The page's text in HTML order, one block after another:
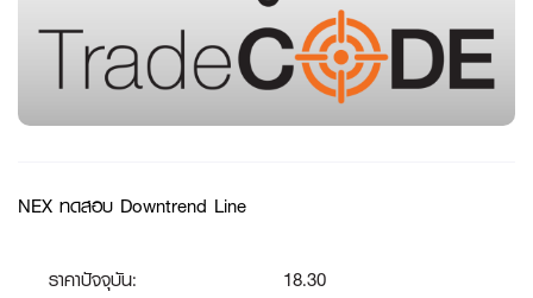
NEX ทดสอบ Downtrend Line
ราคาปัจจุบัน:
18.30